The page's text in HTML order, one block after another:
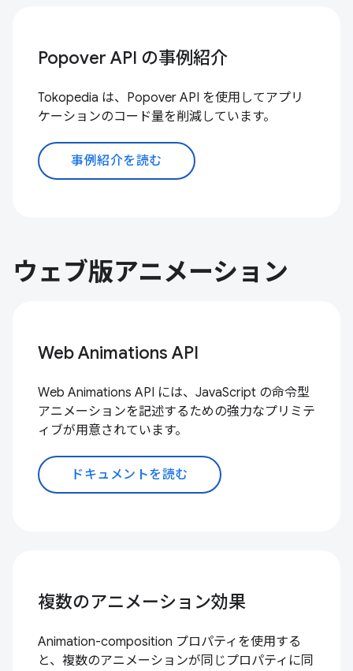
Popover API の事例紹介
Tokopedia は、Popover API を使用してアプリ
ケーションのコード量を削減しています。
事例紹介を読む
ウェブ版アニメーション
Web Animations API
Web Animations API には、JavaScript の命令型
アニメーションを記述するための強力なプリミテ
ィブが用意されています。
ドキュメントを読む
複数のアニメーション効果
Animation-composition プロパティを使用する
と、複数のアニメーションが同じプロパティに同